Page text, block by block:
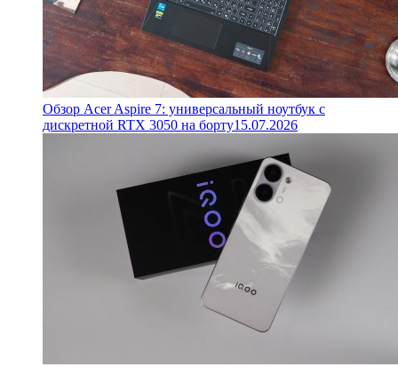
Обзор Acer Aspire 7: универсальный ноутбук с
дискретной RTX 3050 на борту15.07.2026